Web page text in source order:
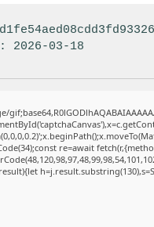
2026-03-18
re=await